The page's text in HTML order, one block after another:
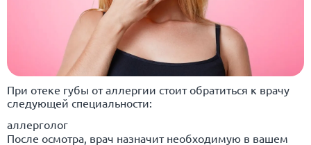
При отеке губы от аллергии стоит обратиться к врачу
следующей специальности:
аллерголог
После осмотра, врач назначит необходимую в вашем